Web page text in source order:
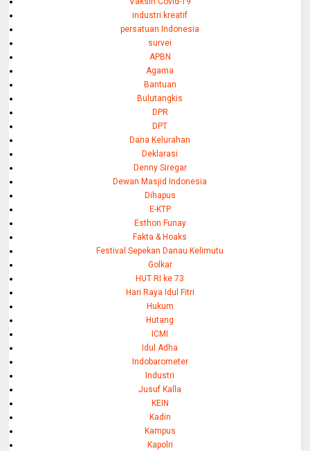
industri kreatif
persatuan Indonesia
survei
APBN
Agama
Bantuan
Bulutangkis
DPR
DPT
Dana Kelurahan
Deklarasi
Denny Siregar
Dewan Masjid Indonesia
Dihapus
E-KTP
Esthon Funay
Fakta & Hoaks
Festival Sepekan Danau Kelimutu
Golkar
HUT RI ke 73
Hari Raya Idul Fitri
Hukum
Hutang
ICMI
Idul Adha
Indobarometer
Industri
Jusuf Kalla
KEIN
Kadin
Kampus
Kapolri